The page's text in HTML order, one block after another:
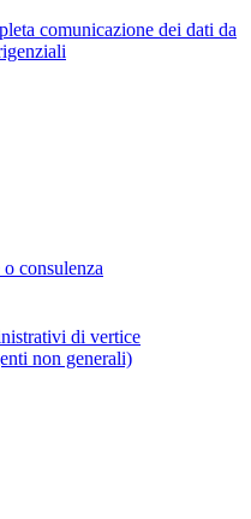
comunicazione dei dati da
consulenza
di vertice
non generali)